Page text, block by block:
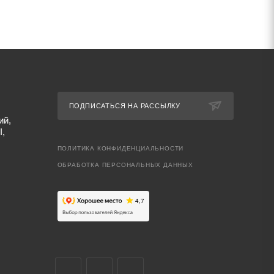
ПОДПИСАТЬСЯ НА РАССЫЛКУ
ПОЛИТИКА КОНФИДЕНЦИАЛЬНОСТИ
ОБРАБОТКА ПЕРСОНАЛЬНЫХ ДАННЫХ